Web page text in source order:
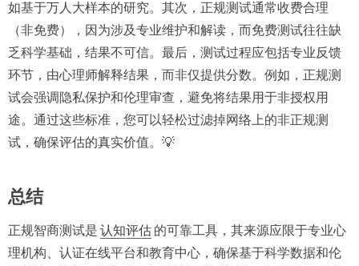
如基于万人大样本的研究。其次，正规测试通常收费合理
（非免费），因为涉及专业维护和解读，而免费测试往往缺
乏科学基础，结果不可信。最后，测试过程应包括专业反馈
环节，由心理师解释结果，而非仅提供分数。例如，正规测
试会强调隐私保护和伦理审查，避免将结果用于非授权用
途。通过这些标准，您可以轻松过滤掉网络上的非正规测
试，确保评估的真实价值。💡
总结
正规智商测试是 认知评估 的可靠工具，其来源应限于专业心
理机构、认证在线平台和教育中心，确保基于科学数据和伦